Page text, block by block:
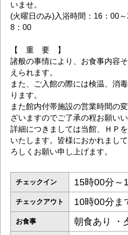
いませ。
(火曜日のみ)入浴時間：16：00
8：00
【 重 要 】
諸般の事情により、お食事内容
えられます。
また、ご入館の際には検温、消
ります。
また館内付帯施設の営業時間の
ざいますのでご了承の程お願いい
詳細につきましては当館、ＨＰ
いたします。皆様におかれまし
ろしくお願い申し上げます。
チェックイン 15時00分～
チェックアウト 10時00分ま
お食事 朝食あり ・